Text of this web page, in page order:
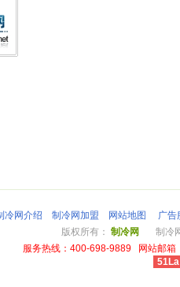
冷网介绍 制冷网加盟 网站地图
广告
版权所有： 制冷网
制冷网
服务热线：400-698-9889 网站邮
51La